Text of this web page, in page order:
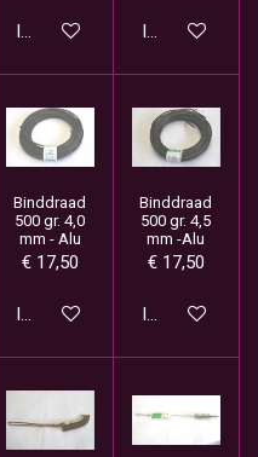
In winkelwagen In
Binddraad
500 gr. 4,0
mm - Alu
€ 17,50
In winkelwagen
Binddraad
500 gr. 4,5
mm -Alu
€ 17,50
In